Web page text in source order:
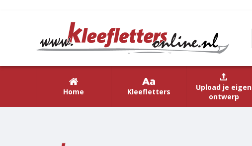
Home Kleefletters
Upload je eigen
ontwerp